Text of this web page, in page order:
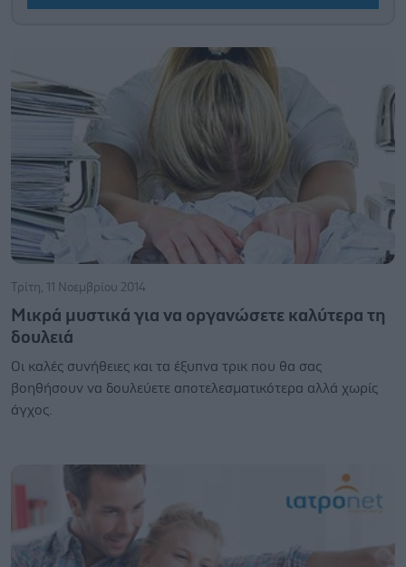
Τρίτη, 11 Νοεμβρίου 2014
Μικρά μυστικά για να οργανώσετε καλύτερα τη
δουλειά
Οι καλές συνήθειες και τα έξυπνα τρικ που θα σας
βοηθήσουν να δουλεύετε αποτελεσματικότερα αλλά χωρίς
άγχος.